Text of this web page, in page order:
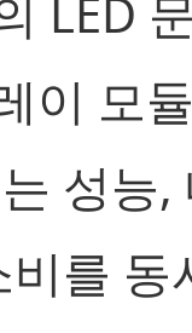
LED
이 모
성능,
를 동